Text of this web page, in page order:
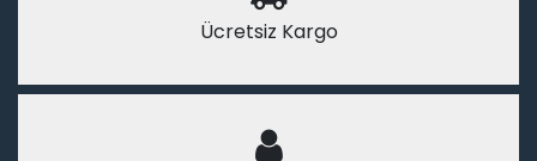
Ücretsiz Kargo